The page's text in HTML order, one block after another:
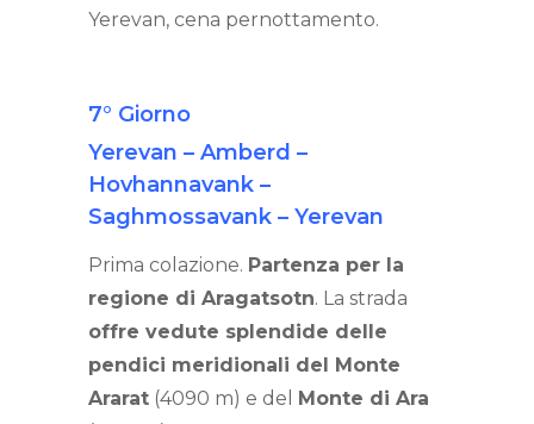
Yerevan, cena pernottamento.
7° Giorno
Yerevan – Amberd –
Hovhannavank –
Saghmossavank – Yerevan
Prima colazione. Partenza per la
regione di Aragatsotn. La strada
offre vedute splendide delle
pendici meridionali del Monte
Ararat (4090 m) e del
Monte di Ara